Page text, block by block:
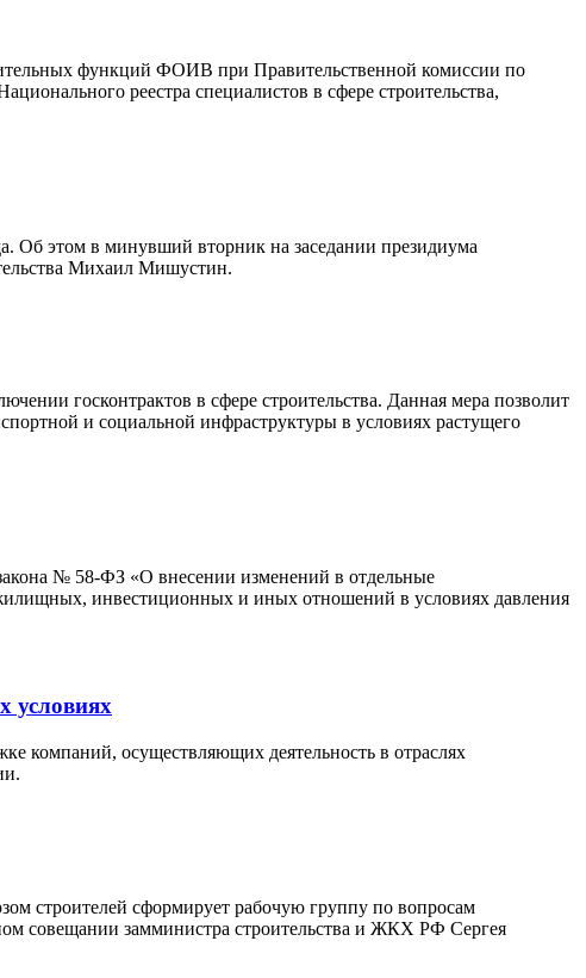
функций ФОИВ при Правительственной комиссии по
реестра специалистов в сфере строительства,
Об этом в минувший вторник на заседании президиума
Михаил Мишустин.
госконтрактов в сфере строительства. Данная мера позволит
и социальной инфраструктуры в условиях растущего
№ 58-ФЗ «О внесении изменений в отдельные
жилищных, инвестиционных и иных отношений в условиях давления
условиях
компаний, осуществляющих деятельность в отраслях
строителей сформирует рабочую группу по вопросам
совещании замминистра строительства и ЖКХ РФ Сергея